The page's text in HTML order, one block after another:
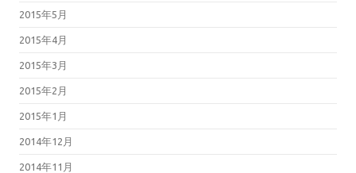
2015年5月
2015年4月
2015年3月
2015年2月
2015年1月
2014年12月
2014年11月